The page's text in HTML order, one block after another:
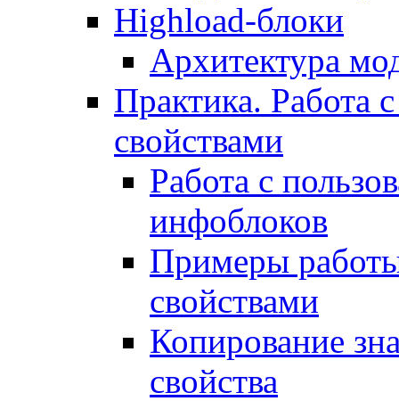
Highload-блоки
Архитектура
Практика. Работа
свойствами
Работа с
инфоблоков
Примеры
свойствами
Копирование
свойства